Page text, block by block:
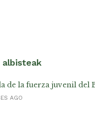
de la fuerza juvenil del
AGO